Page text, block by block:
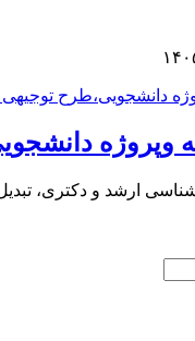
وپروژه
ارشد و دکتری،